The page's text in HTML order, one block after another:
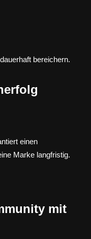
bereichern.
einen
Marke langfristig.
mit